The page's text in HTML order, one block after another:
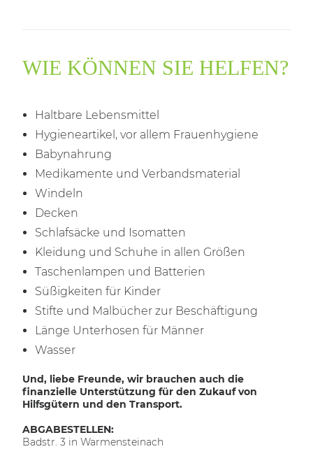
WIE KÖNNEN SIE HELFEN?
Haltbare Lebensmittel
Hygieneartikel, vor allem Frauenhygiene
Babynahrung
Medikamente und Verbandsmaterial
Windeln
Decken
Schlafsäcke und Isomatten
Kleidung und Schuhe in allen Größen
Taschenlampen und Batterien
Süßigkeiten für Kinder
Stifte und Malbücher zur Beschäftigung
Länge Unterhosen für Männer
Wasser
Und, liebe Freunde, wir brauchen auch die
finanzielle Unterstützung für den Zukauf von
Hilfsgütern und den Transport.
ABGABESTELLEN:
Badstr. 3 in Warmensteinach